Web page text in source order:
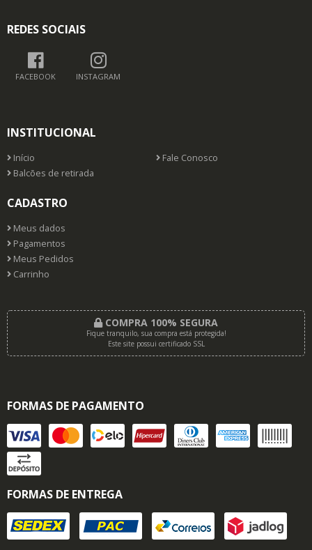
REDES SOCIAIS
FACEBOOK INSTAGRAM
INSTITUCIONAL
Início
Fale Conosco
Balcões de retirada
CADASTRO
Meus dados
Pagamentos
Meus Pedidos
Carrinho
COMPRA 100% SEGURA
Fique tranquilo, sua compra está protegida!
Este site possui certificado SSL
FORMAS DE PAGAMENTO
FORMAS DE ENTREGA